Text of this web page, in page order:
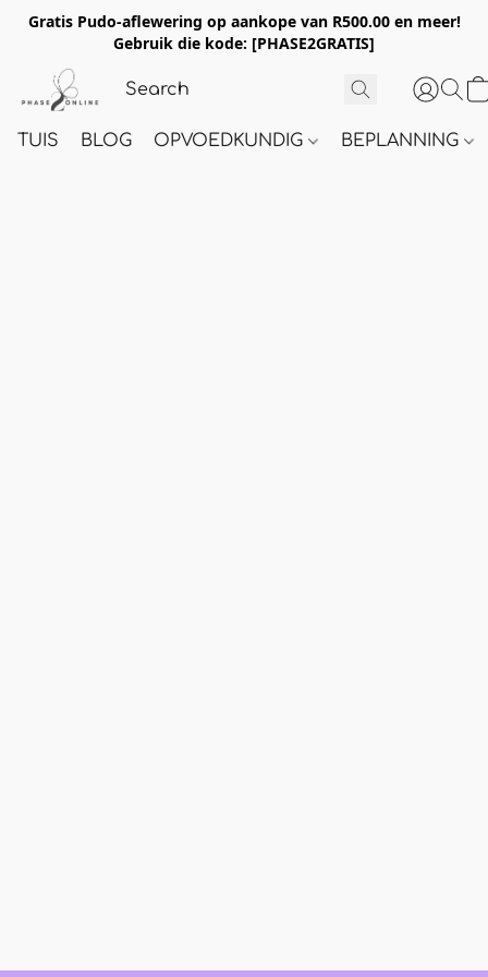
Gratis Pudo-aflewering op aankope van R500.00 en meer!
Gebruik die kode: [PHASE2GRATIS]
TUIS BLOG OPVOEDKUNDIG BEPLANNING